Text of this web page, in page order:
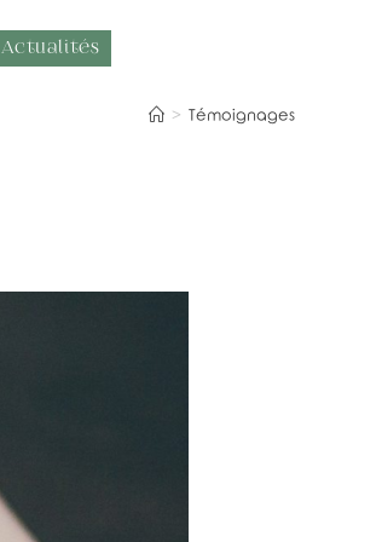
Actualités
> Témoignages